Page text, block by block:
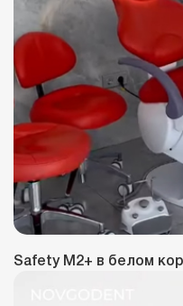
Safety M2+ в белом